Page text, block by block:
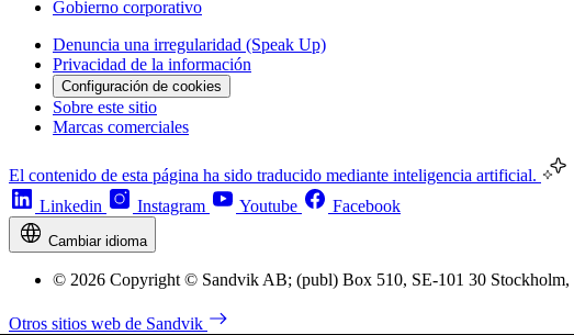
Gobierno corporativo
Denuncia una irregularidad (Speak Up)
Privacidad de la información
Configuración de cookies
Sobre este sitio
Marcas comerciales
El contenido de esta página ha sido traducido mediante inteligencia artificial.
Linkedin
Instagram Youtube Facebook
Cambiar idioma
© 2026 Copyright © Sandvik AB; (publ) Box 510, SE-101 30 Stockholm,
Otros sitios web de Sandvik